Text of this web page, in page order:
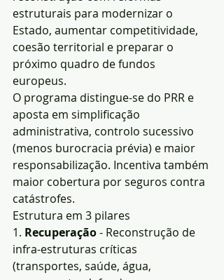
estruturais para modernizar o
Estado, aumentar competitividade,
coesão territorial e preparar o
próximo quadro de fundos
europeus.
O programa distingue-se do PRR e
aposta em simplificação
administrativa, controlo sucessivo
(menos burocracia prévia) e maior
responsabilização. Incentiva também
maior cobertura por seguros contra
catástrofes.
Estrutura em 3 pilares
1. Recuperação - Reconstrução de
infra-estruturas críticas
(transportes, saúde, água,